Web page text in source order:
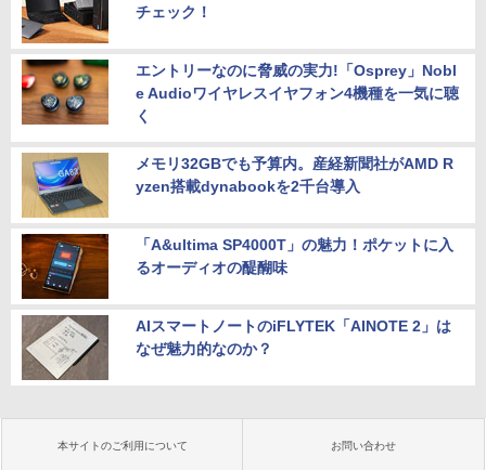
チェック！
エントリーなのに脅威の実力!「Osprey」Nobl
e Audioワイヤレスイヤフォン4機種を一気に聴
く
メモリ32GBでも予算内。産経新聞社がAMD R
yzen搭載dynabookを2千台導入
「A&ultima SP4000T」の魅力！ポケットに入
るオーディオの醍醐味
AIスマートノートのiFLYTEK「AINOTE 2」は
なぜ魅力的なのか？
本サイトのご利用について お問い合わせ